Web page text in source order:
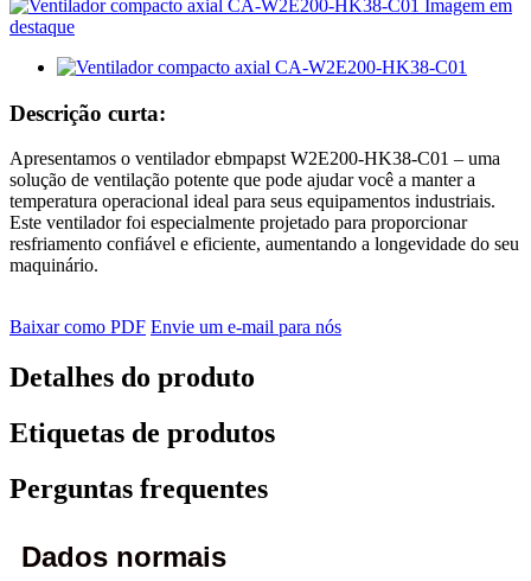
Descrição curta:
Apresentamos o ventilador ebmpapst W2E200-HK38-C01 – uma
solução de ventilação potente que pode ajudar você a manter a
temperatura operacional ideal para seus equipamentos industriais.
Este ventilador foi especialmente projetado para proporcionar
resfriamento confiável e eficiente, aumentando a longevidade do seu
maquinário.
Baixar como PDF Envie um e-mail para nós
Detalhes do produto
Etiquetas de produtos
Perguntas frequentes
Dados normais